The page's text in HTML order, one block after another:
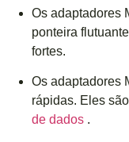
Os adaptadores
ponteira
fortes.
Os adaptadores
rápidas. Eles
de dados .